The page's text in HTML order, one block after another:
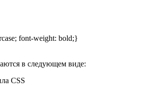
font-weight: bold;}
в следующем виде:
CSS